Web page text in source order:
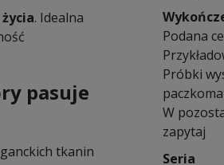
. Idealna
pasuje
tkanin
Podana
Próbki
W
zapytaj
Seria